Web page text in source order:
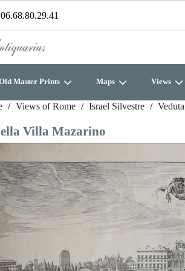
Master Prints Maps Views
Views of Rome Israel Silvestre
Villa Mazarino